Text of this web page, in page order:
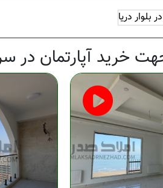
بلوار دریا
خرید آپارتمان در